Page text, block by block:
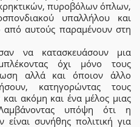
πυροβόλων όπλων,
υπαλλήλου και
από αυτούς παραμένουν στη
να κατασκευάσουν μια
όχι μόνο τους
αλλά και όποιον άλλο
κατηγορώντας τους
ακόμη και ένα μέλος μιας
υπόψη ότι η
συνήθης πολιτική για